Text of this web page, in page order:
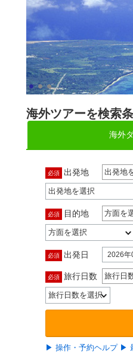
海外ツアーを検索
海外
必須 出発地 出発地
必須 目的地 方面を
必須 出発日 2026年
必須 旅行日数 旅行日
▶ 操作・予約ヘルプ ▶